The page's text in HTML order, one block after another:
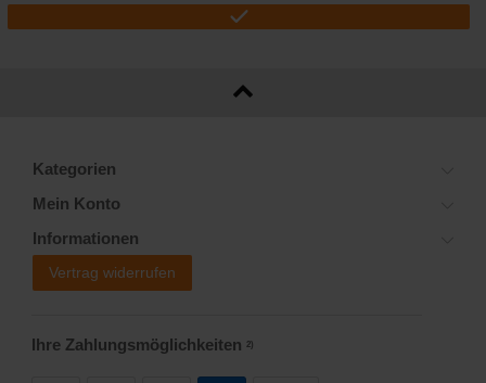
Kategorien
Mein Konto
Informationen
Vertrag widerrufen
Ihre Zahlungsmöglichkeiten 2)